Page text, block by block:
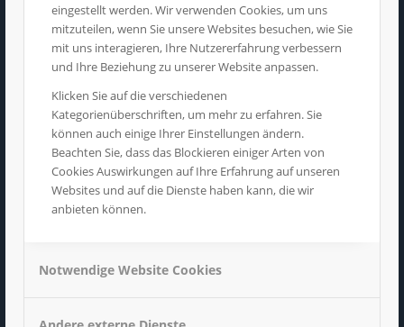
eingestellt werden. Wir verwenden Cookies, um uns
mitzuteilen, wenn Sie unsere Websites besuchen, wie Sie
mit uns interagieren, Ihre Nutzererfahrung verbessern
und Ihre Beziehung zu unserer Website anpassen.
Klicken Sie auf die verschiedenen
Kategorienüberschriften, um mehr zu erfahren. Sie
können auch einige Ihrer Einstellungen ändern.
Beachten Sie, dass das Blockieren einiger Arten von
Cookies Auswirkungen auf Ihre Erfahrung auf unseren
Websites und auf die Dienste haben kann, die wir
anbieten können.
Notwendige Website Cookies
jederzeit die gewünschten Gebiete und
Zeiträume für Werbeschaltungen
umsetzen.
Die Jugendlichen werden überall mit
Werbebotschaften angesprochen. Mit
speziellen Sendungen in Fernsehen, in
Bussen, Büchern, Internet,
konsumfreudige junge Zielgruppe ist für